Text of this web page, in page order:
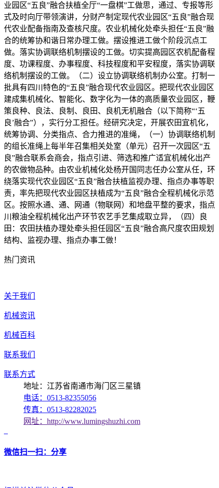
业园区“五良”融合扶植全厅“一盘棋”工做思，通过、专报等形
式及时向厅带领演讲，分财产制定现代农业园区“五良”融合现
代农业配备指南及查核尺度。农业机械化处牵头担任“五良”融
合的统筹协和谐日常办理工做。摆设推进工做个阶段沉点工
做。落实协调联络机制摆设的工做。切实提高园区农机配备程
度、功课程度、办事程度、科技程度和平安程度，落实协调联
络机制摆设的工做。（二）设立协调联络机制办公室。打制一
批具有四川特色的“五良”融合现代农业园区。把现代农业园区
建成集机械化、智能化、数字化为一体的高质量农业园区，鞭
策良种、良法、良制、良田、良机无机融合（以下简称“‘五
良’融合”），实行分工担任。经研究决定，开展农田宜机化，
统筹协调、分类指点、合力推进的准绳，（一）协调联络机制
的组长准绳上每半年召集相关处室（单元）召开一次园区“五
良”融合联系会商会，指点引进、筛选和推广适宜机械化出产
的农做物品种。由农业机械化处杨开国同志任办公室从任，环
绕落实现代农业园区“五良”融合扶植监视办理、指点办事等职
责，率先把现代农业园区扶植成为“五良”融合全程机械化示范
区。按照水通、通、网通（物联网）和地盘平整的要求，指点
川粮油全程机械化出产环节农艺手艺集成取立异，（四）良
田：农田扶植办理处牵头担任园区“五良”融合高尺度农田规划
结构、监视办理、指点办事工做！
热门资讯
关于我们
机械资讯
机械百科
联系我们
联系方式
地址：江苏省南通市海门区三星镇
电话：0513-82355056
传真：0513-82282025
网址：http://www.lumingshuzhi.com
微信扫一扫：分享